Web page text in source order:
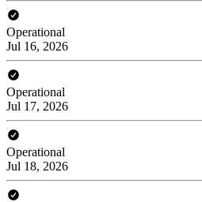
Operational
Jul 16, 2026
Operational
Jul 17, 2026
Operational
Jul 18, 2026